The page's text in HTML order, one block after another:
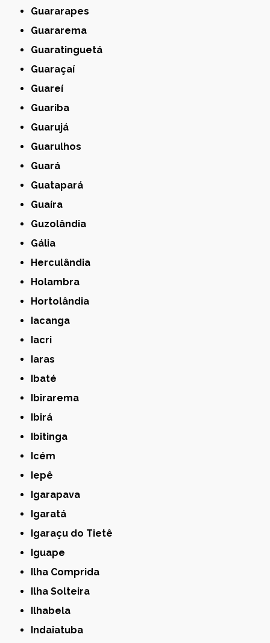
Guararapes
Guararema
Guaratinguetá
Guaraçaí
Guareí
Guariba
Guarujá
Guarulhos
Guará
Guatapará
Guaíra
Guzolândia
Gália
Herculândia
Holambra
Hortolândia
Iacanga
Iacri
Iaras
Ibaté
Ibirarema
Ibirá
Ibitinga
Icém
Iepê
Igarapava
Igaratá
Igaraçu do Tietê
Iguape
Ilha Comprida
Ilha Solteira
Ilhabela
Indaiatuba